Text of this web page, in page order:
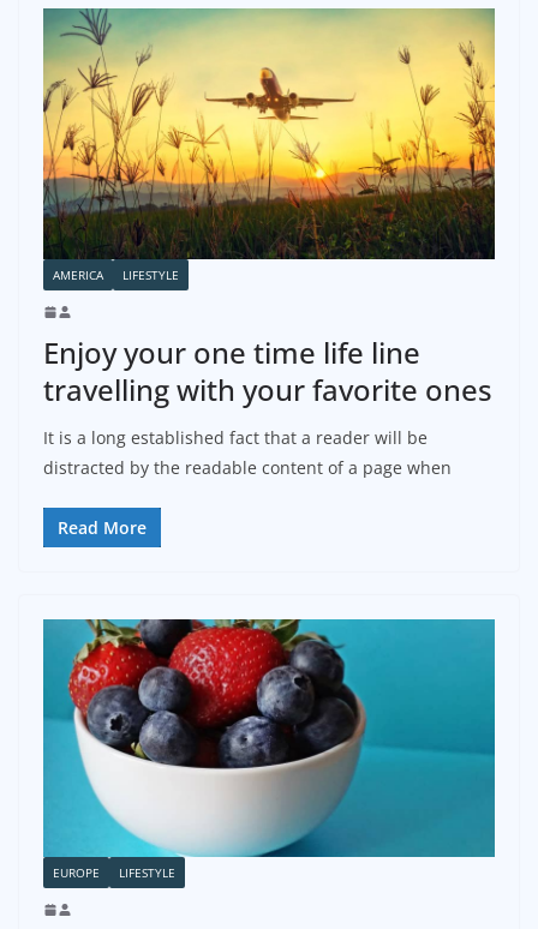
AMERICA LIFESTYLE
Enjoy your one time life line
travelling with your favorite ones
It is a long established fact that a reader will be
distracted by the readable content of a page when
Read More
EUROPE LIFESTYLE